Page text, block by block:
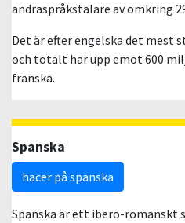
andraspråkstalare av omkring
Det är efter engelska det mest
och totalt har upp emot 600
franska.
Spanska
hacer på spanska
Spanska är ett ibero-romanskt